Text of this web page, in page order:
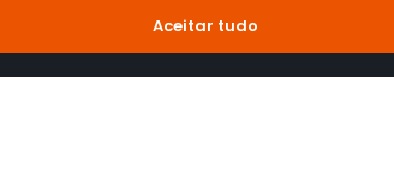
Aceitar tudo